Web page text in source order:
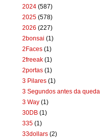
2024 (587)
2025 (578)
2026 (227)
2bonsai (1)
2Faces (1)
2freeak (1)
2portas (1)
3 Pilares (1)
3 Segundos antes da queda
3 Way (1)
30DB (1)
335 (1)
33dollars (2)